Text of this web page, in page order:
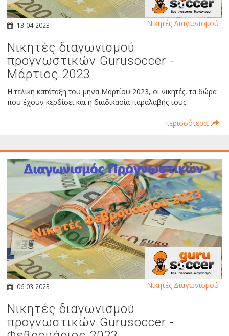
13-04-2023
Νικητές διαγωνισμού
προγνωστικών Gurusoccer -
Μάρτιος 2023
Η τελική κατάταξη του μήνα Μαρτίου 2023, οι νικητές, τα δώρα
που έχουν κερδίσει και η διαδικασία παραλαβής τους.
περισσότερα...
Νικητές Διαγωνισμού
06-03-2023
Νικητές διαγωνισμού
προγνωστικών Gurusoccer -
Νικητές Διαγωνισμού